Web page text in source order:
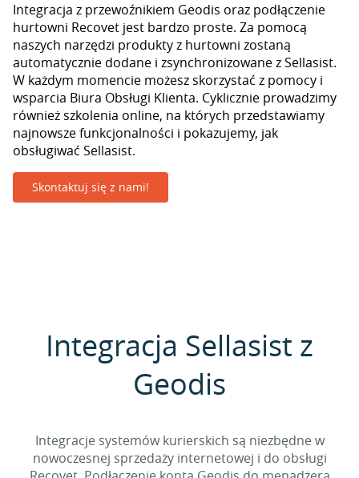
Integracja z przewoźnikiem Geodis oraz podłączenie
hurtowni Recovet jest bardzo proste. Za pomocą
naszych narzędzi produkty z hurtowni zostaną
automatycznie dodane i zsynchronizowane z Sellasist.
W każdym momencie możesz skorzystać z pomocy i
wsparcia Biura Obsługi Klienta. Cyklicznie prowadzimy
również szkolenia online, na których przedstawiamy
najnowsze funkcjonalności i pokazujemy, jak
obsługiwać Sellasist.
Skontaktuj się z nami!
Integracja Sellasist z
Geodis
Integracje systemów kurierskich są niezbędne w
nowoczesnej sprzedaży internetowej i do obsługi